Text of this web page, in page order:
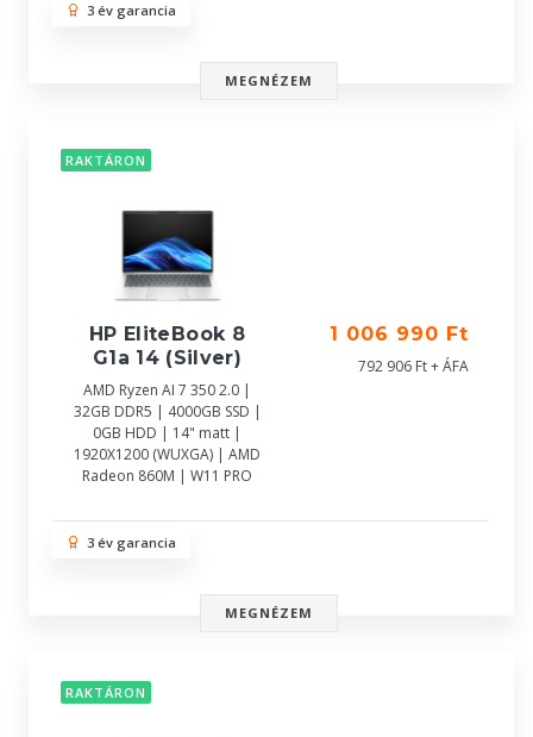
3 év garancia
MEGNÉZEM
RAKTÁRON
HP EliteBook 8
G1a 14 (Silver)
AMD Ryzen AI 7 350 2.0 |
32GB DDR5 | 4000GB SSD |
0GB HDD | 14" matt |
1920X1200 (WUXGA) | AMD
Radeon 860M | W11 PRO
1 006 990 Ft
792 906 Ft + ÁFA
3 év garancia
MEGNÉZEM
RAKTÁRON